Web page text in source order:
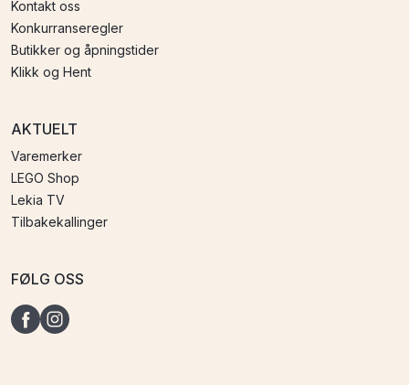
Kontakt oss
Konkurranseregler
Butikker og åpningstider
Klikk og Hent
AKTUELT
Varemerker
LEGO Shop
Lekia TV
Tilbakekallinger
FØLG OSS